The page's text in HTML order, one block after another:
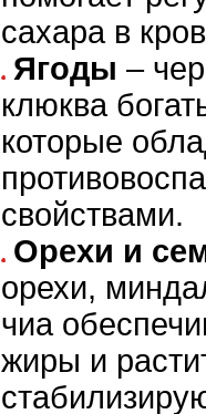
сахара в
Ягоды –
клюква
которые
свойствами.
Орехи и
орехи,
чиа
жиры и